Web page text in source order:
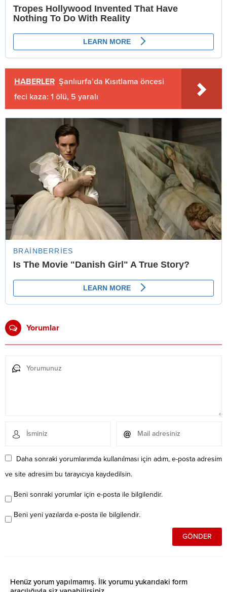
HABERLER Şanlıurfa’da Kısıtlama öncesi
feci kaza: 1 ölü, 5 yaralı
Yorumlar
Daha sonraki yorumlarımda kullanılması için adım, e-posta adresim
ve site adresim bu tarayıcıya kaydedilsin.
Beni sonraki yorumlar için e-posta ile bilgilendir.
Beni yeni yazılarda e-posta ile bilgilendir.
Henüz yorum yapılmamış. İlk yorumu yukarıdaki form